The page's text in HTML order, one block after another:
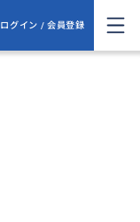
ログイン / 会員登録